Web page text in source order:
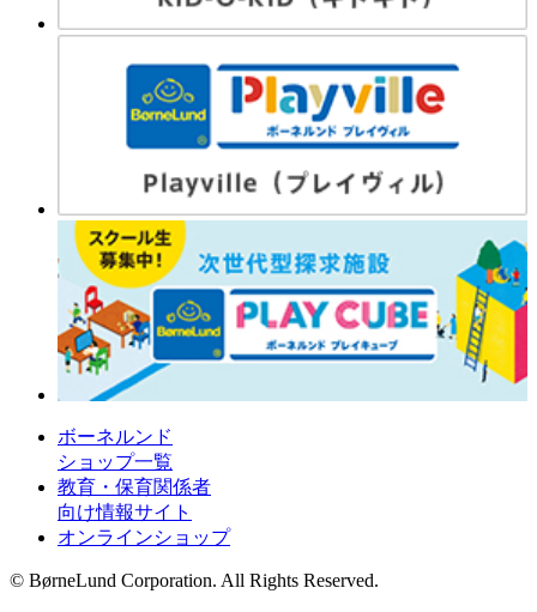
ボーネルンド
ショップ一覧
教育・保育関係者
向け情報サイト
オンラインショップ
© BørneLund Corporation. All Rights Reserved.